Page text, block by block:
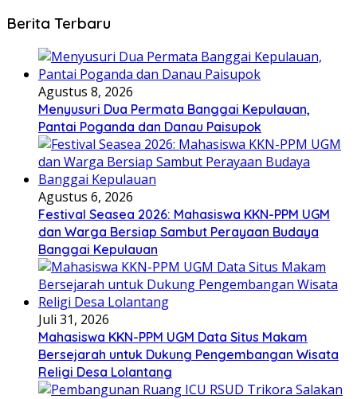
Berita Terbaru
Agustus 8, 2026
Menyusuri Dua Permata Banggai Kepulauan,
Pantai Poganda dan Danau Paisupok
Agustus 6, 2026
Festival Seasea 2026: Mahasiswa KKN-PPM UGM
dan Warga Bersiap Sambut Perayaan Budaya
Banggai Kepulauan
Juli 31, 2026
Mahasiswa KKN-PPM UGM Data Situs Makam
Bersejarah untuk Dukung Pengembangan Wisata
Religi Desa Lolantang